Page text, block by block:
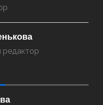
редактор